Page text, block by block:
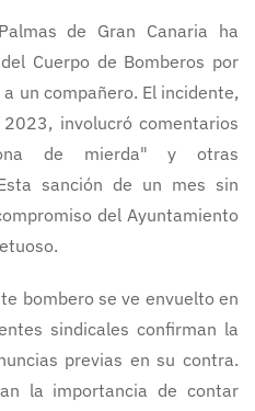
de Gran Canaria ha
Cuerpo de Bomberos por
un compañero. El incidente,
involucró comentarios
de mierda" y otras
sanción de un mes sin
del Ayuntamiento
bombero se ve envuelto en
sindicales confirman la
previas en su contra.
la importancia de contar